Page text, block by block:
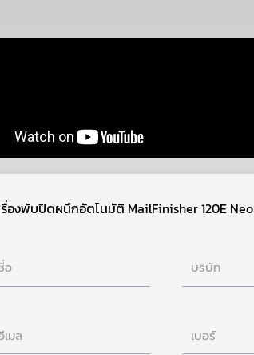
รื่องพับปิดผนึกอัตโนมัติ MailFinisher 120E Neo
บริษัท
ล